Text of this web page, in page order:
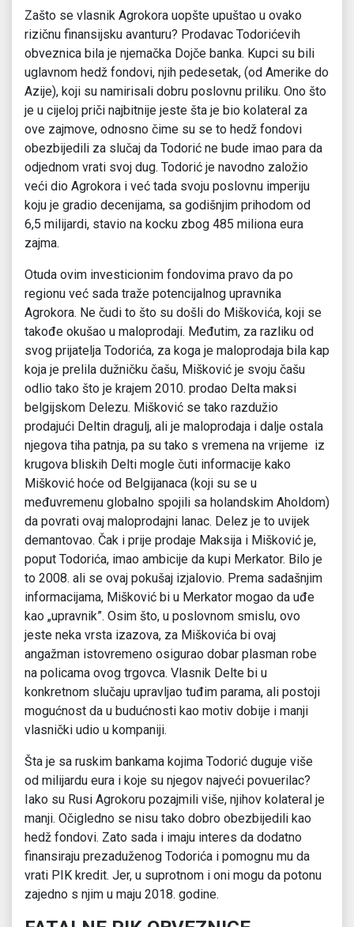
Zašto se vlasnik Agrokora uopšte upuštao u ovako
rizičnu finansijsku avanturu? Prodavac Todorićevih
obveznica bila je njemačka Dojče banka. Kupci su bili
uglavnom hedž fondovi, njih pedesetak, (od Amerike do
Azije), koji su namirisali dobru poslovnu priliku. Ono što
je u cijeloj priči najbitnije jeste šta je bio kolateral za
ove zajmove, odnosno čime su se to hedž fondovi
obezbijedili za slučaj da Todorić ne bude imao para da
odjednom vrati svoj dug. Todorić je navodno založio
veći dio Agrokora i već tada svoju poslovnu imperiju
koju je gradio decenijama, sa godišnjim prihodom od
6,5 milijardi, stavio na kocku zbog 485 miliona eura
zajma.
Otuda ovim investicionim fondovima pravo da po
regionu već sada traže potencijalnog upravnika
Agrokora. Ne čudi to što su došli do Miškovića, koji se
takođe okušao u maloprodaji. Međutim, za razliku od
svog prijatelja Todorića, za koga je maloprodaja bila kap
koja je prelila dužničku čašu, Mišković je svoju čašu
odlio tako što je krajem 2010. prodao Delta maksi
belgijskom Delezu. Mišković se tako razdužio
prodajući Deltin dragulj, ali je maloprodaja i dalje ostala
njegova tiha patnja, pa su tako s vremena na vrijeme iz
krugova bliskih Delti mogle čuti informacije kako
Mišković hoće od Belgijanaca (koji su se u
međuvremenu globalno spojili sa holandskim Aholdom)
da povrati ovaj maloprodajni lanac. Delez je to uvijek
demantovao. Čak i prije prodaje Maksija i Mišković je,
poput Todorića, imao ambicije da kupi Merkator. Bilo je
to 2008. ali se ovaj pokušaj izjalovio. Prema sadašnjim
informacijama, Mišković bi u Merkator mogao da uđe
kao „upravnik”. Osim što, u poslovnom smislu, ovo
jeste neka vrsta izazova, za Miškovića bi ovaj
angažman istovremeno osigurao dobar plasman robe
na policama ovog trgovca. Vlasnik Delte bi u
konkretnom slučaju upravljao tuđim parama, ali postoji
mogućnost da u budućnosti kao motiv dobije i manji
vlasnički udio u kompaniji.
Šta je sa ruskim bankama kojima Todorić duguje više
od milijardu eura i koje su njegov najveći povuerilac?
Iako su Rusi Agrokoru pozajmili više, njihov kolateral je
manji. Očigledno se nisu tako dobro obezbijedili kao
hedž fondovi. Zato sada i imaju interes da dodatno
finansiraju prezaduženog Todorića i pomognu mu da
vrati PIK kredit. Jer, u suprotnom i oni mogu da potonu
zajedno s njim u maju 2018. godine.